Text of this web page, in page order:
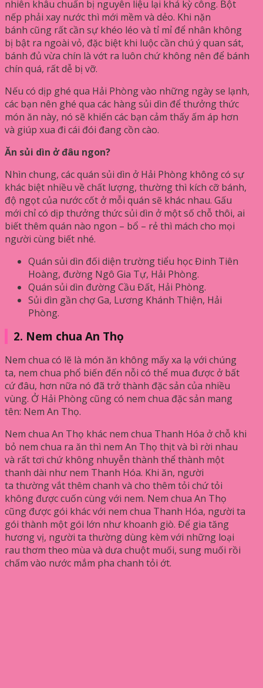
nhiên khâu chuẩn bị nguyên liệu lại khá kỳ công. Bột
nếp phải xay nước thì mới mềm và dẻo. Khi nặn
bánh cũng rất cần sự khéo léo và tỉ mỉ để nhân không
bị bật ra ngoài vỏ, đặc biệt khi luộc cần chú ý quan sát,
bánh đủ vừa chín là vớt ra luôn chứ không nên để bánh
chín quá, rất dễ bị vỡ.
Nếu có dịp ghé qua Hải Phòng vào những ngày se lạnh,
các bạn nên ghé qua các hàng sủi dìn để thưởng thức
món ăn này, nó sẽ khiến các bạn cảm thấy ấm áp hơn
và giúp xua đi cái đói đang cồn cào.
Ăn sủi dìn ở đâu ngon?
Nhìn chung, các quán sủi dìn ở Hải Phòng không có sự
khác biệt nhiều về chất lượng, thường thì kích cỡ bánh,
độ ngọt của nước cốt ở mỗi quán sẽ khác nhau. Gấu
mới chỉ có dịp thưởng thức sủi dìn ở một số chỗ thôi, ai
biết thêm quán nào ngon – bổ – rẻ thì mách cho mọi
người cùng biết nhé.
Quán sủi dìn đối diện trường tiểu học Đinh Tiên
Hoàng, đường Ngô Gia Tự, Hải Phòng.
Quán sủi dìn đường Cầu Đất, Hải Phòng.
Sủi dìn gần chợ Ga, Lương Khánh Thiện, Hải
Phòng.
2. Nem chua An Thọ
Nem chua có lẽ là món ăn không mấy xa lạ với chúng
ta, nem chua phổ biến đến nỗi có thể mua được ở bất
cứ đâu, hơn nữa nó đã trở thành đặc sản của nhiều
vùng. Ở Hải Phòng cũng có nem chua đặc sản mang
tên: Nem An Thọ.
Nem chua An Thọ khác nem chua Thanh Hóa ở chỗ khi
bỏ nem chua ra ăn thì nem An Thọ thịt và bì rời nhau
và rất tơi chứ không nhuyễn thành thể thành một
thanh dài như nem Thanh Hóa. Khi ăn, người
ta thường vắt thêm chanh và cho thêm tỏi chứ tỏi
không được cuốn cùng với nem. Nem chua An Thọ
cũng được gói khác với nem chua Thanh Hóa, người ta
gói thành một gói lớn như khoanh giò. Để gia tăng
hương vị, người ta thường dùng kèm với những loại
rau thơm theo mùa và dưa chuột muối, sung muối rồi
chấm vào nước mắm pha chanh tỏi ớt.